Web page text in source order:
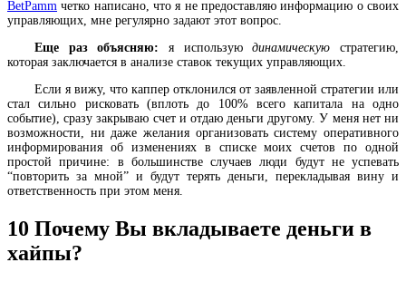
BetPamm четко написано, что я не предоставляю информацию о своих
управляющих, мне регулярно задают этот вопрос.
Еще раз объясняю: я используюдинамическую стратегию,
которая заключается в анализе ставок текущих управляющих.
Если я вижу, что каппер отклонился от заявленной стратегии или
стал сильно рисковать (вплоть до 100% всего капитала на одно
событие), сразу закрываю счет и отдаю деньги другому. У меня нет ни
возможности, ни даже желания организовать систему оперативного
информирования об изменениях в списке моих счетов по одной
простой причине: в большинстве случаев люди будут не успевать
“повторить за мной” и будут терять деньги, перекладывая вину и
ответственность при этом меня.
10 Почему Вы вкладываете деньги в
хайпы?